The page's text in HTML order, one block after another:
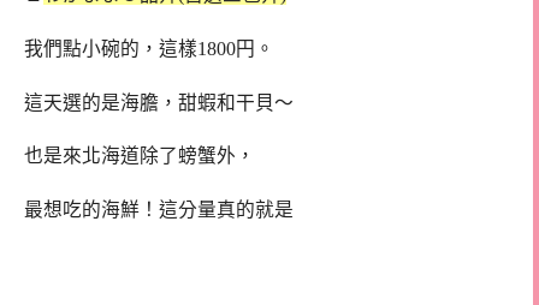
我們點小碗的，這樣1800円。
這天選的是海膽，甜蝦和干貝～
也是來北海道除了螃蟹外，
最想吃的海鮮！這分量真的就是